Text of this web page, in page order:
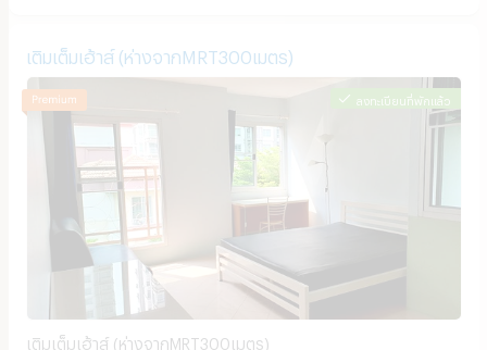
เติมเต็มเฮ้าส์ (ห่างจากMRT300เมตร)
ลงทะเบียนที่พักแล้ว
เติมเต็มเฮ้าส์ (ห่างจากMRT300เมตร)